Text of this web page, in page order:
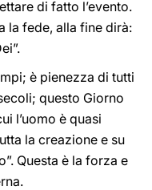
di fatto l’evento.
la fede, alla fine dirà:
è pienezza di tutti
questo Giorno
l’uomo è quasi
la creazione e su
Questa è la forza e